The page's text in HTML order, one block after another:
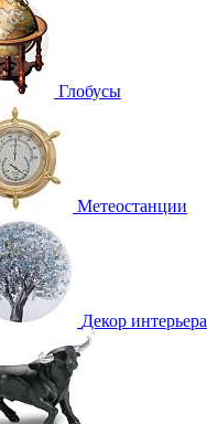
Глобусы
Метеостанции
Декор интерьера